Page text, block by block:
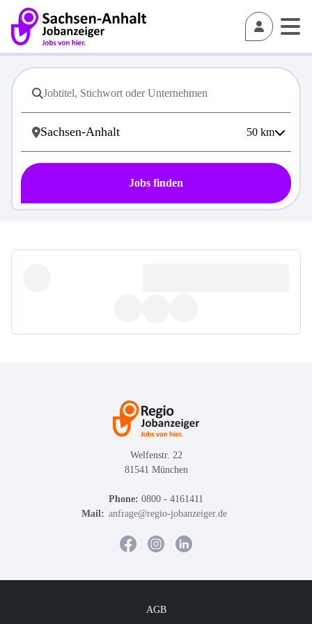
50 km
Jobs finden
Welfenstr. 22
81541 München
Phone: 0800 - 4161411
Mail: anfrage@regio-jobanzeiger.de
AGB